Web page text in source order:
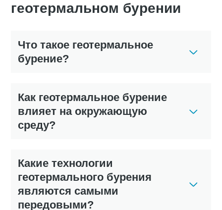
геотермальном бурении
Что такое геотермальное
бурение?
Как геотермальное бурение
влияет на окружающую
среду?
Какие технологии
геотермального бурения
являются самыми
передовыми?